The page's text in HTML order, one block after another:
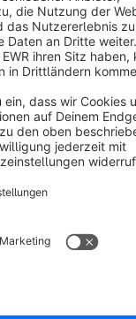
reserved
value-added tax